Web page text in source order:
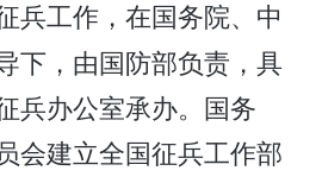
兵工作，在国务院、中
下，由国防部负责，具
兵办公室承办。国务
会建立全国征兵工作部